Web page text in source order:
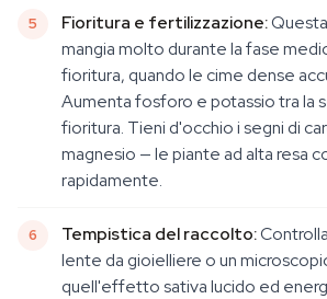
Fioritura e fertilizzazione:
mangia molto durante la fase
fioritura, quando le cime dense
Aumenta fosforo e potassio tra la
fioritura. Tieni d'occhio i segni di
magnesio — le piante ad alta resa
rapidamente.
Tempistica del raccolto:
lente da gioielliere o un
quell'effetto sativa lucido ed